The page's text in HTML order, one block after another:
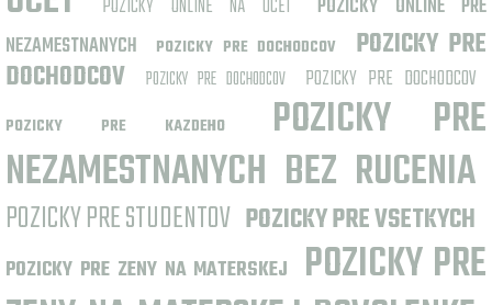
POZICKY ONLINE NA UCET
POZICKY ONLINE PRE
NEZAMESTNANYCH
POZICKY PRE DOCHODCOV
POZICKY PRE
DOCHODCOV
POZICKY PRE DOCHODCOV POZICKY PRE DOCHODCOV
POZICKY PRE KAZDEHO
POZICKY PRE
NEZAMESTNANYCH BEZ RUCENIA
POZICKY PRE STUDENTOV POZICKY PRE VSETKYCH
POZICKY PRE ZENY NA MATERSKEJ
POZICKY PRE